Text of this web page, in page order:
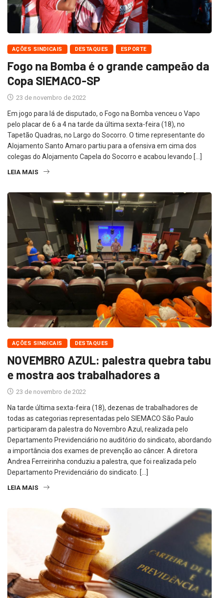
AÇÕES SINDICAIS DESTAQUES ESPORTE
Fogo na Bomba é o grande campeão da
Copa SIEMACO-SP
23 de novembro de 2022
Em jogo para lá de disputado, o Fogo na Bomba venceu o Vapo
pelo placar de 6 a 4 na tarde da última sexta-feira (18), no
Tapetão Quadras, no Largo do Socorro. O time representante do
Alojamento Santo Amaro partiu para a ofensiva em cima dos
colegas do Alojamento Capela do Socorro e acabou levando […]
LEIA MAIS
AÇÕES SINDICAIS DESTAQUES
NOVEMBRO AZUL: palestra quebra tabu
e mostra aos trabalhadores a
23 de novembro de 2022
Na tarde última sexta-feira (18), dezenas de trabalhadores de
todas as categorias representadas pelo SIEMACO São Paulo
participaram da palestra do Novembro Azul, realizada pelo
Departamento Previdenciário no auditório do sindicato, abordando
a importância dos exames de prevenção ao câncer. A diretora
Andrea Ferreirinha conduziu a palestra, que foi realizada pelo
Departamento Previdenciário do sindicato. […]
LEIA MAIS